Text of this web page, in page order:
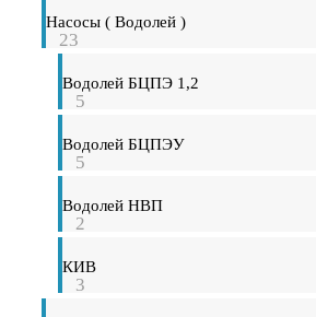
Насосы ( Водолей )
23
Водолей БЦПЭ 1,2
5
Водолей БЦПЭУ
5
Водолей НВП
2
КИВ
3